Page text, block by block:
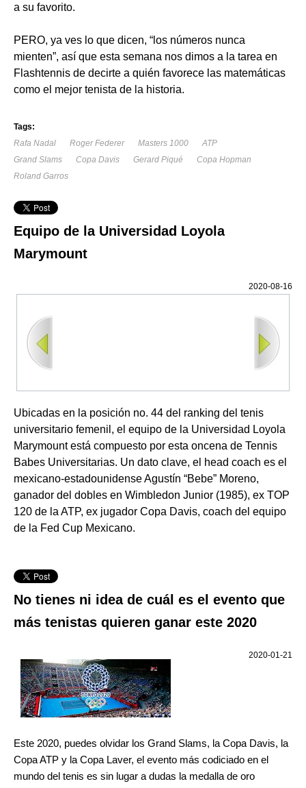
a su favorito.
PERO, ya ves lo que dicen, “los números nunca
mienten”, así que esta semana nos dimos a la tarea en
Flashtennis de decirte a quién favorece las matemáticas
como el mejor tenista de la historia.
Tags:
Rafa Nadal
Roger Federer Masters 1000
ATP
Grand Slams
Copa Davis Gerard Piqué
Copa Hopman
Roland Garros
Equipo de la Universidad Loyola
Marymount
2020-08-16
Ubicadas en la posición no. 44 del ranking del tenis
universitario femenil, el equipo de la Universidad Loyola
Marymount está compuesto por esta oncena de Tennis
Babes Universitarias. Un dato clave, el head coach es el
mexicano-estadounidense Agustín “Bebe” Moreno,
ganador del dobles en Wimbledon Junior (1985), ex TOP
120 de la ATP, ex jugador Copa Davis, coach del equipo
de la Fed Cup Mexicano.
No tienes ni idea de cuál es el evento que
más tenistas quieren ganar este 2020
2020-01-21
Este 2020, puedes olvidar los Grand Slams, la Copa Davis, la
Copa ATP y la Copa Laver, el evento más codiciado en el
mundo del tenis es sin lugar a dudas la medalla de oro